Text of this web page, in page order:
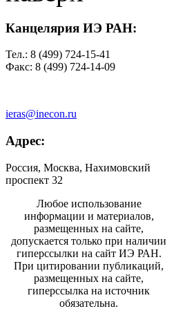
Канцелярия ИЭ РАН:
Тел.: 8 (499) 724-15-41
Факс: 8 (499) 724-14-09
ieras@inecon.ru
Адрес:
Россия, Москва, Нахимовский
проспект 32
Любое использование
информации и материалов,
размещенных на сайте,
допускается только при наличии
гиперссылки на сайт ИЭ РАН.
При цитировании публикаций,
размещенных на сайте,
гиперссылка на источник
обязательна.